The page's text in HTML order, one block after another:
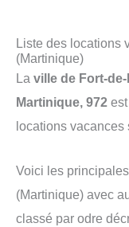
Liste des locations
(Martinique)
La ville de Fort-
Martinique, 972
locations vacances
Voici les
(Martinique) avec
classé par odre